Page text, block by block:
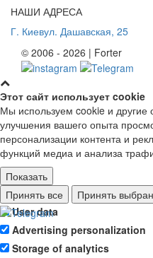
НАШИ АДРЕСА
Г. Киевул. Дашавская, 25
© 2006 - 2026 | Forter
Этот сайт использует cookie
Мы используем cookie и
улучшения вашего опыта
персонализации контента и
функций медиа и анализа
Показать
Ad storage
User data
Advertising personalization
Storage of analytics
Принять все Принять